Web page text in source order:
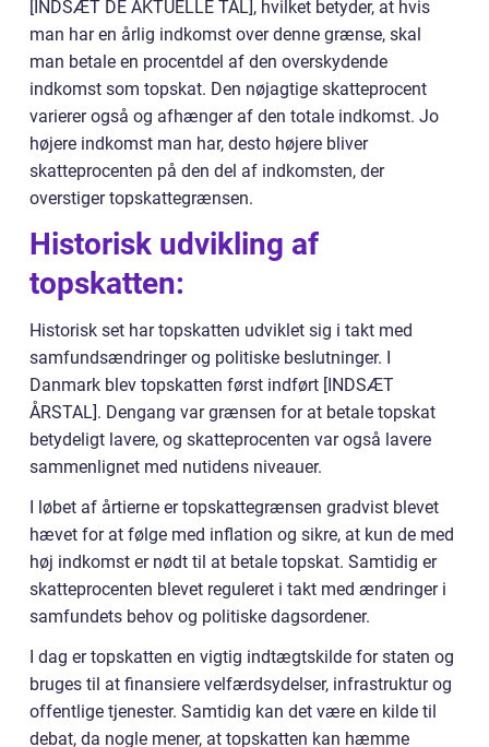
[INDSÆT DE AKTUELLE TAL], hvilket betyder, at hvis
man har en årlig indkomst over denne grænse, skal
man betale en procentdel af den overskydende
indkomst som topskat. Den nøjagtige skatteprocent
varierer også og afhænger af den totale indkomst. Jo
højere indkomst man har, desto højere bliver
skatteprocenten på den del af indkomsten, der
overstiger topskattegrænsen.
Historisk udvikling af
topskatten:
Historisk set har topskatten udviklet sig i takt med
samfundsændringer og politiske beslutninger. I
Danmark blev topskatten først indført [INDSÆT
ÅRSTAL]. Dengang var grænsen for at betale topskat
betydeligt lavere, og skatteprocenten var også lavere
sammenlignet med nutidens niveauer.
I løbet af årtierne er topskattegrænsen gradvist blevet
hævet for at følge med inflation og sikre, at kun de med
høj indkomst er nødt til at betale topskat. Samtidig er
skatteprocenten blevet reguleret i takt med ændringer i
samfundets behov og politiske dagsordener.
I dag er topskatten en vigtig indtægtskilde for staten og
bruges til at finansiere velfærdsydelser, infrastruktur og
offentlige tjenester. Samtidig kan det være en kilde til
debat, da nogle mener, at topskatten kan hæmme